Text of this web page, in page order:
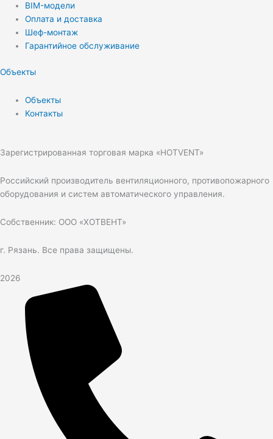
BIM-модели
Оплата и доставка
Шеф-монтаж
Гарантийное обслуживание
Объекты
Объекты
Контакты
Зарегистрированная торговая марка «HOTVENT»
Российский производитель вентиляционного, противопожарного
оборудования и систем автоматического управления.
Собственник: ООО «ХОТВЕНТ»
г. Рязань. Все права защищены.
2026